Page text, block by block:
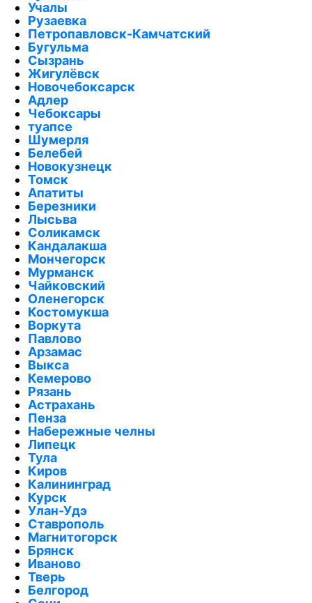
Учалы
Рузаевка
Петропавловск-Камчатский
Бугульма
Сызрань
Жигулёвск
Новочебоксарск
Адлер
Чебоксары
туапсе
Шумерля
Белебей
Новокузнецк
Томск
Апатиты
Березники
Лысьва
Соликамск
Кандалакша
Мончегорск
Мурманск
Чайковский
Оленегорск
Костомукша
Воркута
Павлово
Арзамас
Выкса
Кемерово
Рязань
Астрахань
Пенза
Набережные челны
Липецк
Тула
Киров
Калининград
Курск
Улан-Удэ
Ставрополь
Магнитогорск
Брянск
Иваново
Тверь
Белгород